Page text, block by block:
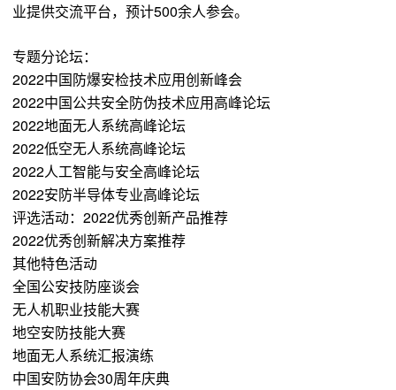
业提供交流平台，预计500余人参会。
专题分论坛：
2022中国防爆安检技术应用创新峰会
2022中国公共安全防伪技术应用高峰论坛
2022地面无人系统高峰论坛
2022低空无人系统高峰论坛
2022人工智能与安全高峰论坛
2022安防半导体专业高峰论坛
评选活动：2022优秀创新产品推荐
2022优秀创新解决方案推荐
其他特色活动
全国公安技防座谈会
无人机职业技能大赛
地空安防技能大赛
地面无人系统汇报演练
中国安防协会30周年庆典